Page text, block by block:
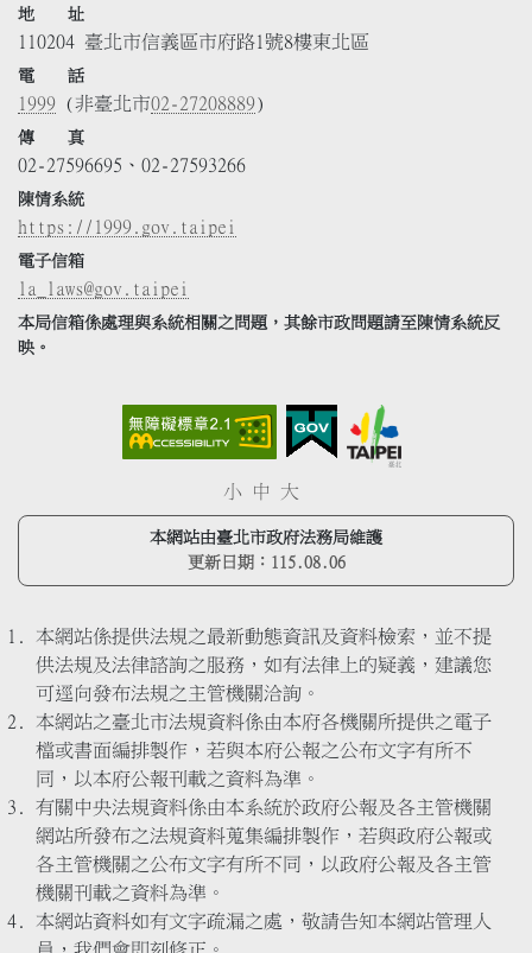
地 址
110204 臺北市信義區市府路1號8樓東北區
電 話
1999 (非臺北市02-27208889)
傳 真
02-27596695、02-27593266
陳情系統
https://1999.gov.taipei
電子信箱
la_laws@gov.taipei
本局信箱係處理與系統相關之問題，其餘市政問題請至陳情系統反
映。
小 中 大
本網站由臺北市政府法務局維護
更新日期： 115.08.06
本網站係提供法規之最新動態資訊及資料檢索，並不提
供法規及法律諮詢之服務，如有法律上的疑義，建議您
可逕向發布法規之主管機關洽詢。
本網站之臺北市法規資料係由本府各機關所提供之電子
檔或書面編排製作，若與本府公報之公布文字有所不
同，以本府公報刊載之資料為準。
有關中央法規資料係由本系統於政府公報及各主管機關
網站所發布之法規資料蒐集編排製作，若與政府公報或
各主管機關之公布文字有所不同，以政府公報及各主管
機關刊載之資料為準。
本網站資料如有文字疏漏之處，敬請告知本網站管理人
員，我們會即刻修正。